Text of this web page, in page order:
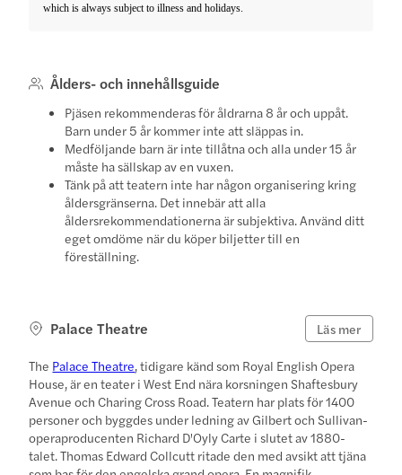
which is always subject to illness and holidays.
Ålders- och innehållsguide
Pjäsen rekommenderas för åldrarna 8 år och uppåt.
Barn under 5 år kommer inte att släppas in.
Medföljande barn är inte tillåtna och alla under 15 år
måste ha sällskap av en vuxen.
Tänk på att teatern inte har någon organisering kring
åldersgränserna. Det innebär att alla
åldersrekommendationerna är subjektiva. Använd ditt
eget omdöme när du köper biljetter till en
föreställning.
Palace Theatre Läs mer
The Palace Theatre, tidigare känd som Royal English Opera
House, är en teater i West End nära korsningen Shaftesbury
Avenue och Charing Cross Road. Teatern har plats för 1400
personer och byggdes under ledning av Gilbert och Sullivan-
operaproducenten Richard D'Oyly Carte i slutet av 1880-
talet. Thomas Edward Collcutt ritade den med avsikt att tjäna